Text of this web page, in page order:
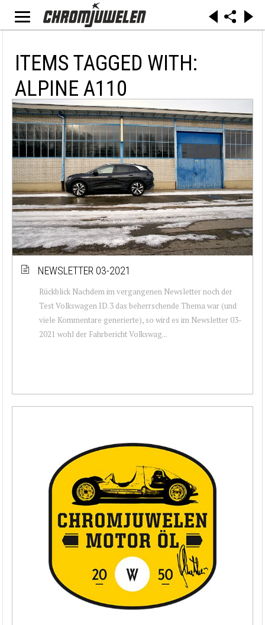
ITEMS TAGGED WITH:
ALPINE A110
NEWSLETTER 03-2021
Rückblick Nachdem im vergangenen Newsletter noch der
Test Volkswagen ID.3 das beherrschende Thema war (und
viele Kommentare generierte), so wird es im Newsletter 03-
2021 wohl der Fahrbericht Volkswag...